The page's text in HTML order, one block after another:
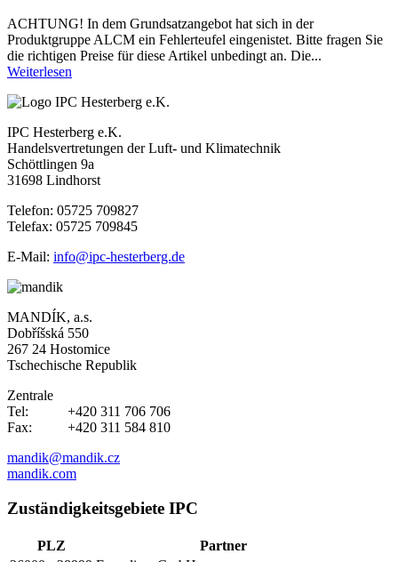
ACHTUNG! In dem Grundsatzangebot hat sich in der
Produktgruppe ALCM ein Fehlerteufel eingenistet. Bitte fragen Sie
die richtigen Preise für diese Artikel unbedingt an. Die...
Weiterlesen
IPC Hesterberg e.K.
Handelsvertretungen der Luft- und Klimatechnik
Schöttlingen 9a
31698 Lindhorst
Telefon: 05725 709827
Telefax: 05725 709845
E-Mail: info@ipc-hesterberg.de
MANDÍK, a.s.
Dobříšská 550
267 24 Hostomice
Tschechische Republik
Zentrale
Tel: +420 311 706 706
Fax: +420 311 584 810
mandik@mandik.cz
mandik.com
Zuständigkeitsgebiete IPC
PLZ
Partner